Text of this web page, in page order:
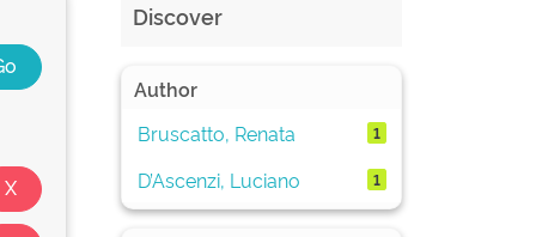
Discover
Author
Bruscatto, Renata
1
D’Ascenzi, Luciano 1